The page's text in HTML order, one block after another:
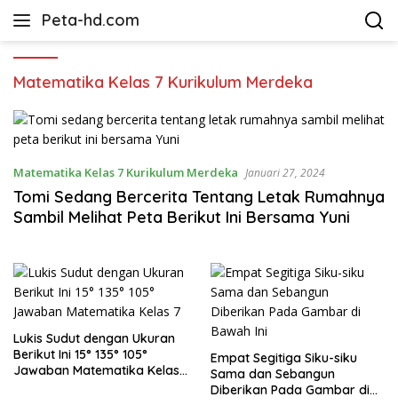
Peta-hd.com
Kumpulan
HD
Matematika Kelas 7 Kurikulum Merdeka
Matematika Kelas 7 Kurikulum Merdeka Januari 27, 2024
Tomi Sedang Bercerita Tentang Letak Rumahnya
Sambil Melihat Peta Berikut Ini Bersama Yuni
Lukis Sudut dengan Ukuran
Berikut Ini 15° 135° 105°
Jawaban Matematika Kelas
Empat Segitiga Siku-siku
Sama dan Sebangun
Diberikan Pada Gambar di